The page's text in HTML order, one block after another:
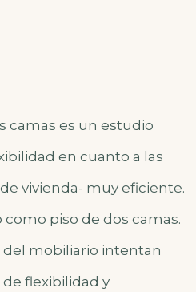
camas es un estudio
en cuanto a las
vivienda- muy eficiente.
piso de dos camas.
del mobiliario intentan
flexibilidad y